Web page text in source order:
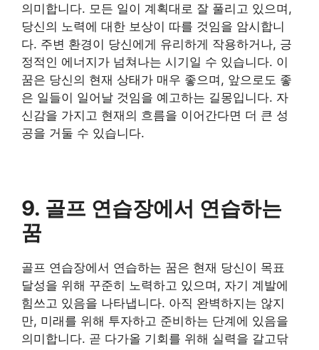
의미합니다. 모든 일이 계획대로 잘 풀리고 있으며,
당신의 노력에 대한 보상이 따를 것임을 암시합니
다. 주변 환경이 당신에게 유리하게 작용하거나, 긍
정적인 에너지가 넘쳐나는 시기일 수 있습니다. 이
꿈은 당신의 현재 상태가 매우 좋으며, 앞으로도 좋
은 일들이 일어날 것임을 예고하는 길몽입니다. 자
신감을 가지고 현재의 흐름을 이어간다면 더 큰 성
공을 거둘 수 있습니다.
​9. 골프 연습장에서 연습하는
꿈
​골프 연습장에서 연습하는 꿈은 현재 당신이 목표
달성을 위해 꾸준히 노력하고 있으며, 자기 계발에
힘쓰고 있음을 나타냅니다. 아직 완벽하지는 않지
만, 미래를 위해 투자하고 준비하는 단계에 있음을
의미합니다. 곧 다가올 기회를 위해 실력을 갈고닦